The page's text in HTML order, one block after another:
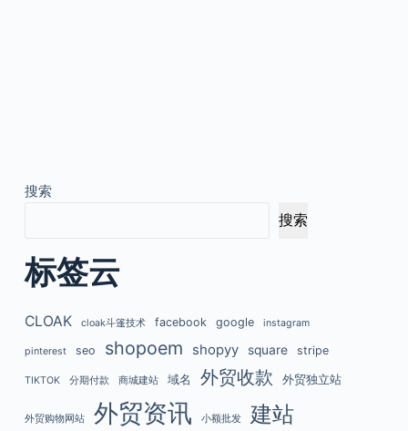
搜索
搜索
标签云
CLOAK cloak斗篷技术 facebook google instagram
pinterest seo shopoem shopyy square stripe
TIKTOK 分期付款 商城建站 域名 外贸收款 外贸独立站
外贸购物网站 外贸资讯 小额批发 建站